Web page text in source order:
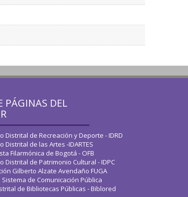
PÁGINAS DEL
Distrital de Recreación y Deporte - IDRD
Distrital de las Artes -IDARTES
Filarmónica de Bogotá - OFB
Distrital de Patrimonio Cultural - IDPC
Gilberto Alzate Avendaño FUGA
Sistema de Comunicación Pública
de Bibliotecas Públicas - Biblored